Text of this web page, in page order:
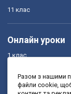
11 клас
Онлайн уроки
1 клас
3 клас
Разом з нашими
файли cookie,